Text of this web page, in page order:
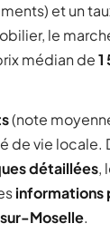
et un
le
médian de1
(note
de vie locale.
détaillées,
informations
Moselle.